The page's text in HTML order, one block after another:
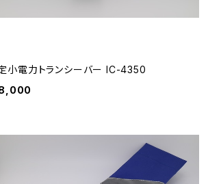
小電力トランシーバー IC-4350